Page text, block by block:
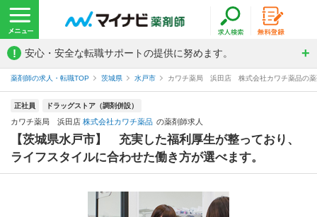
! 安心・安全な転職サポートの提供に努めます。
薬剤師の求人・転職TOP 茨城県 水戸市 カワチ薬局 浜田店 株式会社カワチ薬品の薬
正社員 ドラッグストア（調剤併設）
カワチ薬局 浜田店 株式会社カワチ薬品 の薬剤師求人
【茨城県水戸市】 充実した福利厚生が整っており、
ライフスタイルに合わせた働き方が選べます。